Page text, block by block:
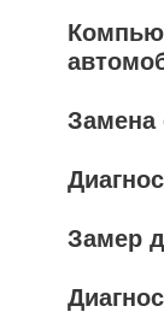
Замена
Замер